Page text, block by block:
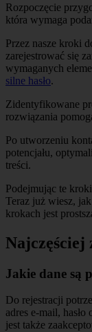
Rozpoczęcie
która wymaga
Przez nasze kroki
zarejestrować się
wymaganych
silne hasło.
Zidentyfikowane
rozwiązania
Po utworzeniu
potencjału,
treści.
Podejmując te
Teraz już wiesz,
krokach jest
Najczęściej
Jakie dane są
Do rejestracji
adres e-mail,
jest także